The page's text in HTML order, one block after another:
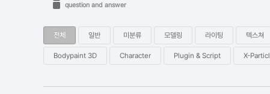
question and answer
전체 일반 미분류 모델링 라이팅 텍스쳐
Bodypaint 3D Character Plugin & Script X-